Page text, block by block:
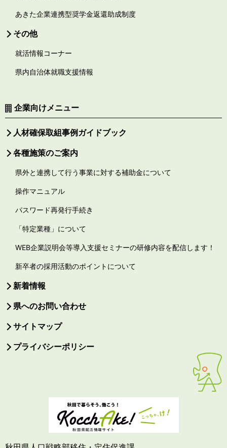
あきた企業連携型奨学金返還助成制度
その他
就活情報コーナー
県内自治体就職支援情報
企業向けメニュー
人材確保取組事例ガイドブック
各種施策のご案内
県外と連携して行う事業に対する補助金について
操作マニュアル
パスワード再発行手続き
「特定業種」について
WEB企業説明会等導入支援セミナーの研修内容を配信します！
新卒者の採用活動のポイントについて
新着情報
県へのお問い合わせ
サイトマップ
プライバシーポリシー